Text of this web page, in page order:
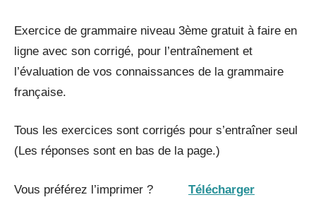
Exercice de grammaire niveau 3ème gratuit à faire en
ligne avec son corrigé, pour l’entraînement et
l’évaluation de vos connaissances de la grammaire
française.
Tous les exercices sont corrigés pour s’entraîner seul
(Les réponses sont en bas de la page.)
Vous préférez l’imprimer ? Télécharger